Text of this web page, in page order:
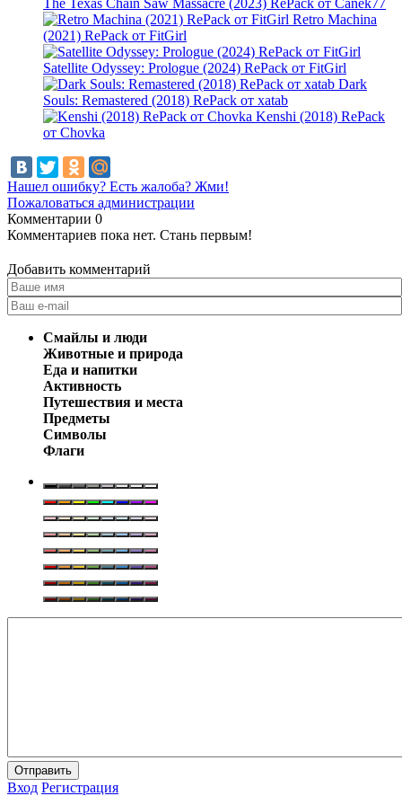
Retro Machina
(2021) RePack от FitGirl
Satellite Odyssey: Prologue (2024) RePack от FitGirl
Dark
Souls: Remastered (2018) RePack от xatab
Kenshi (2018) RePack
от Chovka
Нашел ошибку? Есть жалоба? Жми!
Пожаловаться администрации
Комментарии 0
Комментариев пока нет. Стань первым!
Добавить комментарий
Смайлы и люди
Животные и природа
Еда и напитки
Активность
Путешествия и места
Предметы
Символы
Флаги
Отправить
Вход Регистрация